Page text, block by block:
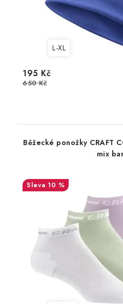
L-XL
195 Kč
650 Kč
Běžecké ponožky CRAFT
mix
10 %